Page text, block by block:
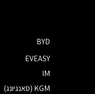
BYD
EVEASY
IM
KGM (סאנגיונג)